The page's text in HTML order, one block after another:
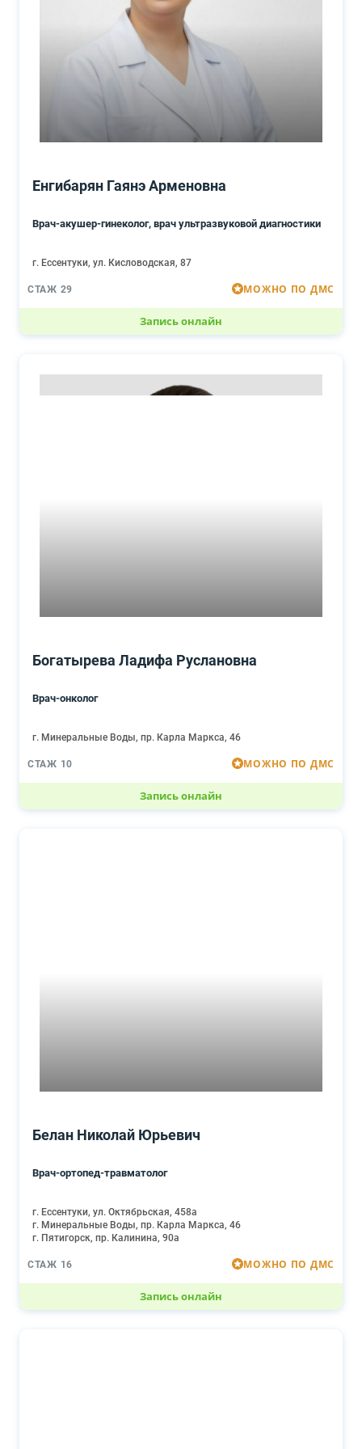
Енгибарян Гаянэ Арменовна
Врач-акушер-гинеколог, врач ультразвуковой диагностики
г. Ессентуки, ул. Кисловодская, 87
СТАЖ 29 МОЖНО ПО ДМС
Запись онлайн
Богатырева Ладифа Руслановна
Врач-онколог
г. Минеральные Воды, пр. Карла Маркса, 46
СТАЖ 10 МОЖНО ПО ДМС
Запись онлайн
Белан Николай Юрьевич
Врач-ортопед-травматолог
г. Ессентуки, ул. Октябрьская, 458а
г. Минеральные Воды, пр. Карла Маркса, 46
г. Пятигорск, пр. Калинина, 90а
СТАЖ 16 МОЖНО ПО ДМС
Запись онлайн